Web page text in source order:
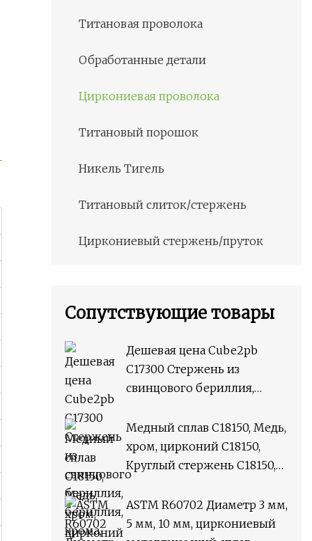
Титановая проволока
Обработанные детали
Циркониевая проволока
Титановый порошок
Никель Тигель
Титановый слиток/стержень
Циркониевый стержень/пруток
Сопутствующие товары
Дешевая цена Cube2pb
C17300 Стержень из
свинцового бериллия,
медного сплава M25,
круглый стержень
Медный сплав C18150, Медь,
хром, цирконий C18150,
Круглый стержень C18150,
ASTM R60702 Диаметр 3 мм,
5 мм, 10 мм, циркониевый